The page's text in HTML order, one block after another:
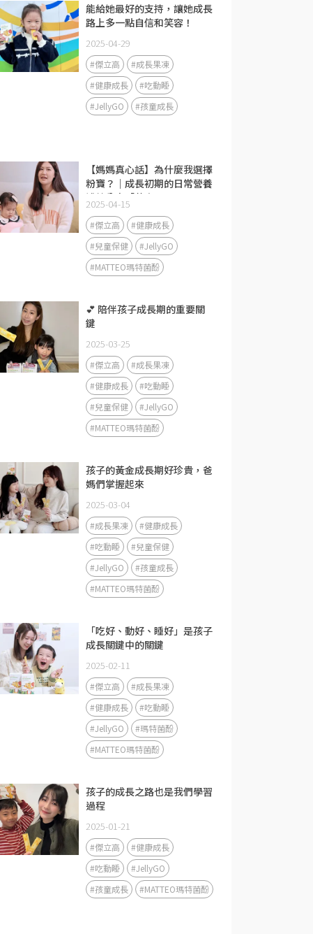
能給她最好的支持，讓她成長
路上多一點自信和笑容！
2025-04-29
#傑立高
#成長果凍
#健康成長
#吃動睡
#JellyGO
#孩童成長
【媽媽真心話】為什麼我選擇
粉寶？｜成長初期的日常營養
補給分享「黃金1000天」是
免疫力發展的關鍵期❤️
2025-04-15
#傑立高
#健康成長
#兒童保健
#JellyGO
#MATTEO瑪特菌酚
💕 陪伴孩子成長期的重要關
鍵
2025-03-25
#傑立高
#成長果凍
#健康成長
#吃動睡
#兒童保健
#JellyGO
#MATTEO瑪特菌酚
孩子的黃金成長期好珍貴，爸
媽們掌握起來
2025-03-04
#成長果凍
#健康成長
#吃動睡
#兒童保健
#JellyGO
#孩童成長
#MATTEO瑪特菌酚
「吃好、動好、睡好」是孩子
成長關鍵中的關鍵
2025-02-11
#傑立高
#成長果凍
#健康成長
#吃動睡
#JellyGO
#瑪特菌酚
#MATTEO瑪特菌酚
孩子的成長之路也是我們學習
過程
2025-01-21
#傑立高
#健康成長
#吃動睡
#JellyGO
#孩童成長
#MATTEO瑪特菌酚